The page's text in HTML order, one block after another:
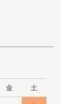
金 土